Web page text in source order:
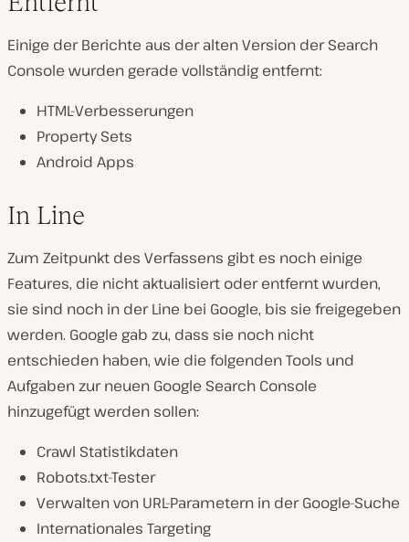
Einige der Berichte aus der alten Version der Search
Console wurden gerade vollständig entfernt:
HTML-Verbesserungen
Property Sets
Android Apps
In Line
Zum Zeitpunkt des Verfassens gibt es noch einige
Features, die nicht aktualisiert oder entfernt wurden,
sie sind noch in der Line bei Google, bis sie freigegeben
werden. Google gab zu, dass sie noch nicht
entschieden haben, wie die folgenden Tools und
Aufgaben zur neuen Google Search Console
hinzugefügt werden sollen:
Crawl Statistikdaten
Robots.txt-Tester
Verwalten von URL-Parametern in der Google-Suche
Internationales Targeting